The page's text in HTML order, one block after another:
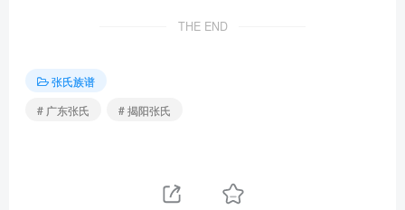
THE END
张氏族谱
# 广东张氏
# 揭阳张氏